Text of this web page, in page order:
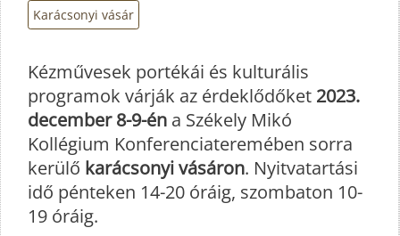
Karácsonyi vásár
Kézművesek portékái és kulturális
programok várják az érdeklődőket 2023.
december 8-9-én a Székely Mikó
Kollégium Konferenciateremében sorra
kerülő karácsonyi vásáron. Nyitvatartási
idő pénteken 14-20 óráig, szombaton 10-
19 óráig.